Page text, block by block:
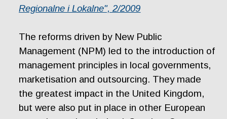
Regionalne i Lokalne", 2/2009
The reforms driven by New Public
Management (NPM) led to the introduction of
management principles in local governments,
marketisation and outsourcing. They made
the greatest impact in the United Kingdom,
but were also put in place in other European